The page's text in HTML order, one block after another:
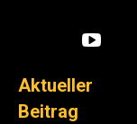
Aktueller
Beitrag